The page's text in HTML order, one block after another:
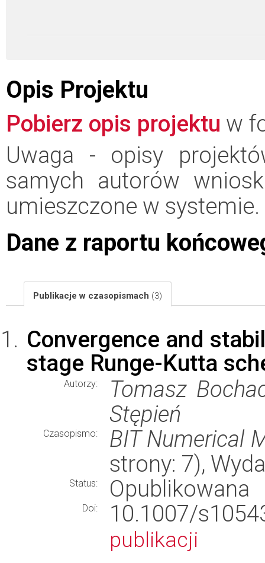
Opis Projektu
Pobierz opis projektu w
Uwaga - opisy
samych autorów
umieszczone w systemie.
Dane z raportu
Publikacje w czasopismach (3)
Convergence and
stage Runge-Kutta
Autorzy:
Tomasz
Stępień
Czasopismo:
BIT Numerical
strony: 7),
Status: Opublikowana
Doi: 10.1007/
publikacji